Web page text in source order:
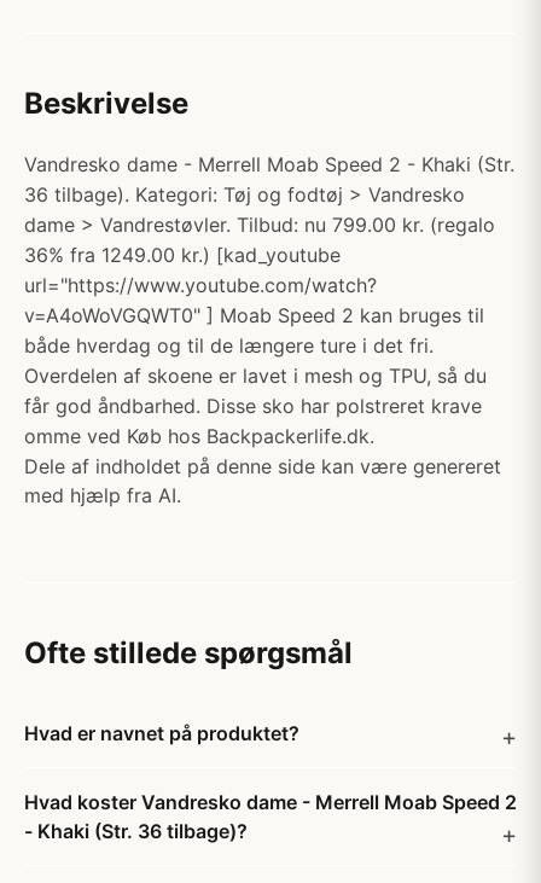
Beskrivelse
Vandresko dame - Merrell Moab Speed 2 - Khaki (Str.
36 tilbage). Kategori: Tøj og fodtøj > Vandresko
dame > Vandrestøvler. Tilbud: nu 799.00 kr. (regalo
36% fra 1249.00 kr.) [kad_youtube
url="https://www.youtube.com/watch?
v=A4oWoVGQWT0" ] Moab Speed 2 kan bruges til
både hverdag og til de længere ture i det fri.
Overdelen af skoene er lavet i mesh og TPU, så du
får god åndbarhed. Disse sko har polstreret krave
omme ved Køb hos Backpackerlife.dk.
Dele af indholdet på denne side kan være genereret
med hjælp fra AI.
Ofte stillede spørgsmål
Hvad er navnet på produktet?
Hvad koster Vandresko dame - Merrell Moab Speed 2
- Khaki (Str. 36 tilbage)?